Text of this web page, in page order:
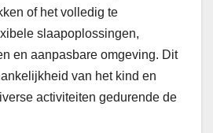
of het volledig te
slaapoplossingen,
en aanpasbare omgeving. Dit
van het kind en
activiteiten gedurende de